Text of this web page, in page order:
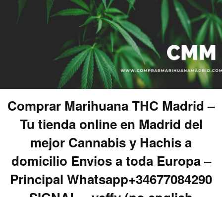
Comprar Marihuana THC Madrid –
Tu tienda online en Madrid del
mejor Cannabis y Hachis a
domicilio Envios a toda Europa –
Principal Whatsapp+34677084290